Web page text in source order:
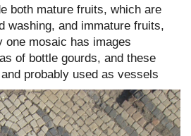
both mature fruits, which are
washing, and immature fruits,
one mosaic has images
of bottle gourds, and these
probably used as vessels.